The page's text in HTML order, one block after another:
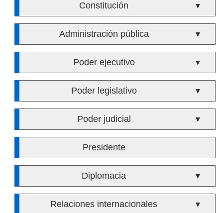
Constitución ▼
Administración pública ▼
Poder ejecutivo ▼
Poder legislativo ▼
Poder judicial ▼
Presidente
Diplomacia ▼
Relaciones internacionales ▼